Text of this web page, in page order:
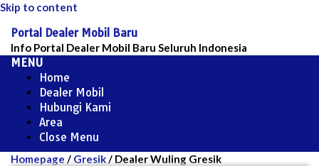
Skip to content
Portal Dealer Mobil Baru
Info Portal Dealer Mobil Baru Seluruh Indonesia
MENU
Home
Dealer Mobil
Hubungi Kami
Area
Close Menu
Homepage / Gresik/ Dealer Wuling Gresik